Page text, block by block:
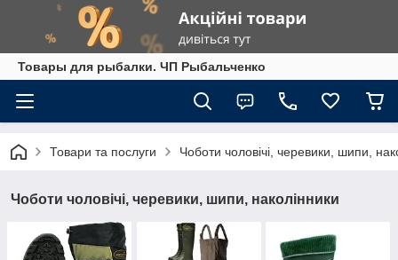
Товары для рыбалки. ЧП Рыбальченко
Товари та послуги Чоботи чоловічі, черевики, шипи,
Чоботи чоловічі, черевики, шипи, наколінники